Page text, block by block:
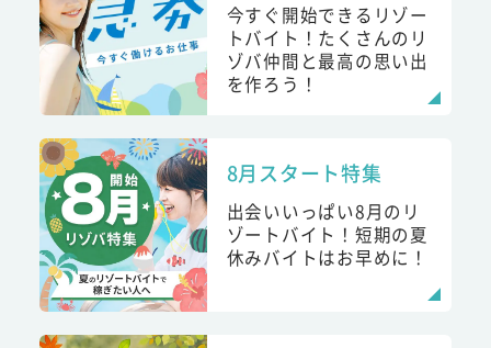
今すぐ開始できるリゾー
トバイト！たくさんのリ
ゾバ仲間と最高の思い出
を作ろう！
8月スタート特集
出会いいっぱい8月のリ
ゾートバイト！短期の夏
休みバイトはお早めに！